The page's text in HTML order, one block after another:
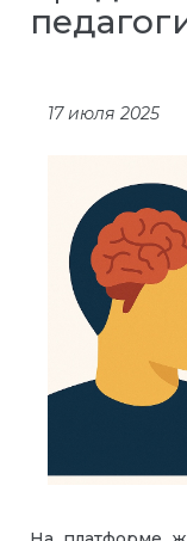
17 июля 2025